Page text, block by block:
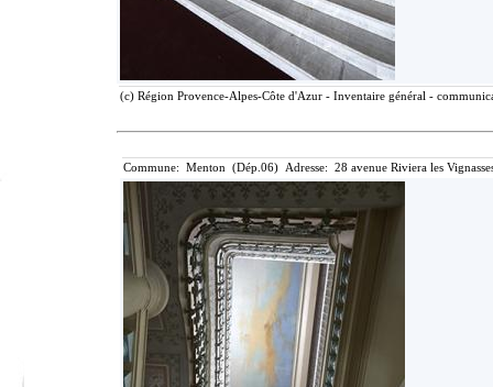
(c) Région Provence-Alpes-Côte d'Azur - Inventaire général -
Commune: Menton (Dép.06) Adresse: 28 avenue Riviera les